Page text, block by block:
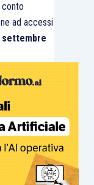
ad accessi
settembre